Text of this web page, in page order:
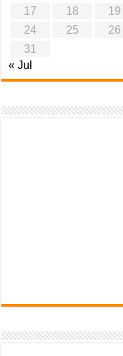
17
18 19
24
25 26
31
« Jul